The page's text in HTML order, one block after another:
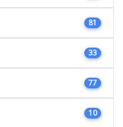
81
33
77
10